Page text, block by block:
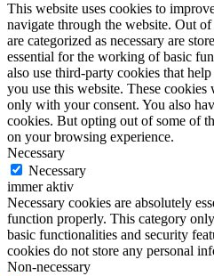
This website uses cookies to
navigate through the website. Out
are categorized as necessary are
essential for the working of basic
also use third-party cookies that
you use this website. These
only with your consent. You also
cookies. But opting out of some of
on your browsing experience.
Necessary
Necessary
immer aktiv
Necessary cookies are absolutely
function properly. This category
basic functionalities and security
cookies do not store any personal
Non-necessary